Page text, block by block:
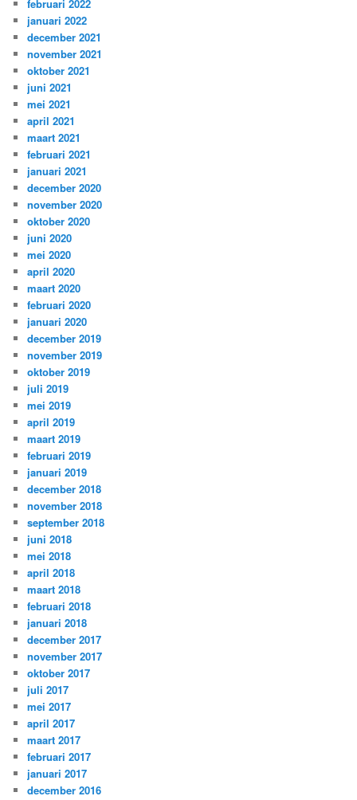
februari 2022
januari 2022
december 2021
november 2021
oktober 2021
juni 2021
mei 2021
april 2021
maart 2021
februari 2021
januari 2021
december 2020
november 2020
oktober 2020
juni 2020
mei 2020
april 2020
maart 2020
februari 2020
januari 2020
december 2019
november 2019
oktober 2019
juli 2019
mei 2019
april 2019
maart 2019
februari 2019
januari 2019
december 2018
november 2018
september 2018
juni 2018
mei 2018
april 2018
maart 2018
februari 2018
januari 2018
december 2017
november 2017
oktober 2017
juli 2017
mei 2017
april 2017
maart 2017
februari 2017
januari 2017
december 2016